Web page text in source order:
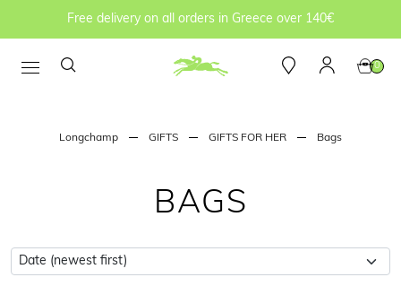
Free delivery on all orders in Greece over 140€
0
Longchamp GIFTS GIFTS FOR HER Bags
BAGS